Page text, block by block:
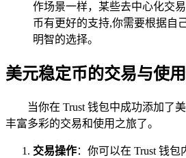
作场景一样，某些去中心化交
币有更好的支持,你需要根据自
明智的选择。
美元稳定币的交易与使用
当你在 Trust 钱包中成功添加了
丰富多彩的交易和使用之旅了。
交易操作：你可以在 Trust 钱